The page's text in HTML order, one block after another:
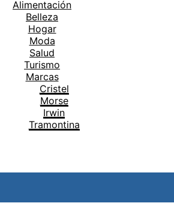
Alimentación
Belleza
Hogar
Moda
Salud
Turismo
Marcas
Cristel
Morse
Irwin
Tramontina